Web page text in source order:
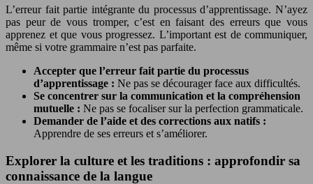
L’erreur fait partie intégrante du processus d’apprentissage. N’ayez
pas peur de vous tromper, c’est en faisant des erreurs que vous
apprenez et que vous progressez. L’important est de communiquer,
même si votre grammaire n’est pas parfaite.
Accepter que l’erreur fait partie du processus
d’apprentissage : Ne pas se décourager face aux difficultés.
Se concentrer sur la communication et la compréhension
mutuelle : Ne pas se focaliser sur la perfection grammaticale.
Demander de l’aide et des corrections aux natifs :
Apprendre de ses erreurs et s’améliorer.
Explorer la culture et les traditions : approfondir sa
connaissance de la langue